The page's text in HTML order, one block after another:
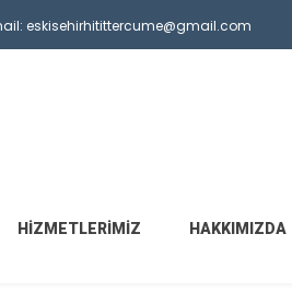
eskisehirhitittercume@gmail.com
HIZMETLERIMIZ HAKKIMIZDA